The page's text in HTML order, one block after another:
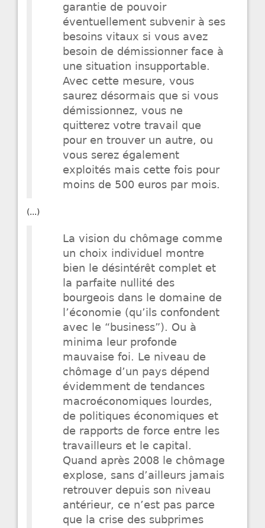
garantie de pouvoir
éventuellement subvenir à ses
besoins vitaux si vous avez
besoin de démissionner face à
une situation insupportable.
Avec cette mesure, vous
saurez désormais que si vous
démissionnez, vous ne
quitterez votre travail que
pour en trouver un autre, ou
vous serez également
exploités mais cette fois pour
moins de 500 euros par mois.
(...)
La vision du chômage comme
un choix individuel montre
bien le désintérêt complet et
la parfaite nullité des
bourgeois dans le domaine de
l’économie (qu’ils confondent
avec le “business”). Ou à
minima leur profonde
mauvaise foi. Le niveau de
chômage d’un pays dépend
évidemment de tendances
macroéconomiques lourdes,
de politiques économiques et
de rapports de force entre les
travailleurs et le capital.
Quand après 2008 le chômage
explose, sans d’ailleurs jamais
retrouver depuis son niveau
antérieur, ce n’est pas parce
que la crise des subprimes